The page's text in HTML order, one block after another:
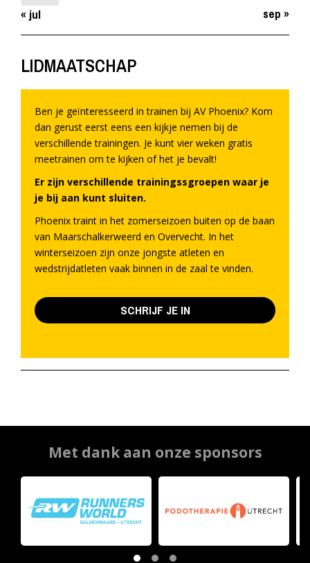
« jul sep »
LIDMAATSCHAP
Ben je geïnteresseerd in trainen bij AV Phoenix? Kom
dan gerust eerst eens een kijkje nemen bij de
verschillende trainingen. Je kunt vier weken gratis
meetrainen om te kijken of het je bevalt!
Er zijn verschillende trainingssgroepen waar je
je bij aan kunt sluiten.
Phoenix traint in het zomerseizoen buiten op de baan
van Maarschalkerweerd en Overvecht. In het
winterseizoen zijn onze jongste atleten en
wedstrijdatleten vaak binnen in de zaal te vinden.
SCHRIJF JE IN
Met dank aan onze sponsors